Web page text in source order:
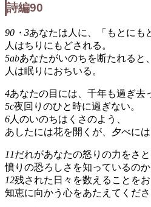
詩編90
90・3あなたは人に、「もとにも
人はちりにもどされる。
5abあなたがいのちを断たれると、
人は眠りにおちいる。
4あなたの目には、千年も過ぎ去
5c夜回りのひと時に過ぎない。
6人のいのちはくさのよう、
あしたには花を開くが、夕べには
11だれがあなたの怒りの力をさと
憤りの恐ろしさを知っているのか
12残された日々を数えることをお
知恵に向かう心をあたえてくださ